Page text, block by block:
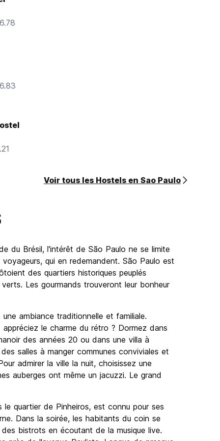
Voir tous les Hostels en Sao Paulo
du Brésil, l'intérêt de São Paulo ne se limite
qui en redemandent. São Paulo est
des quartiers historiques peuplés
Les gourmands trouveront leur bonheur
ambiance traditionnelle et familiale.
le charme du rétro ? Dormez dans
des années 20 ou dans une villa à
salles à manger communes conviviales et
admirer la ville la nuit, choisissez une
auberges ont même un jacuzzi. Le grand
quartier de Pinheiros, est connu pour ses
Dans la soirée, les habitants du coin se
bistrots en écoutant de la musique live.